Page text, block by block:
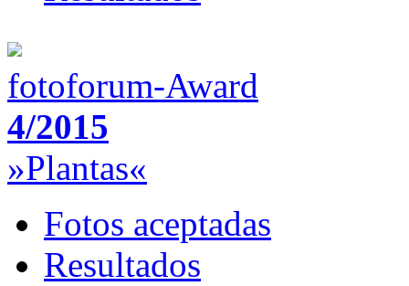
fotoforum-Award
4/2015
»Plantas«
Fotos aceptadas
Resultados